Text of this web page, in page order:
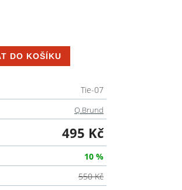
Tie-07
Q.Brund
495 Kč
10 %
550 Kč